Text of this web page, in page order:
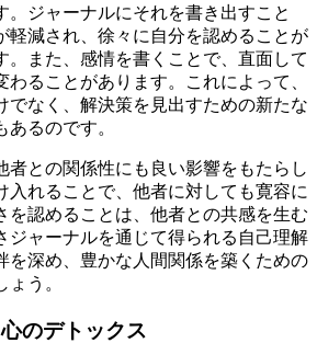
。ジャーナルにそれを書き出すこと
軽減され、徐々に自分を認めることが
。また、感情を書くことで、直面して
わることがあります。これによって、
でなく、解決策を見出すための新たな
るのです。
者との関係性にも良い影響をもたらし
入れることで、他者に対しても寛容に
を認めることは、他者との共感を生む
ジャーナルを通じて得られる自己理解
を深め、豊かな人間関係を築くための
う。
のデトックス